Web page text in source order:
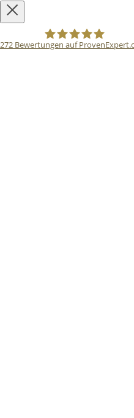
272 Bewertungen auf